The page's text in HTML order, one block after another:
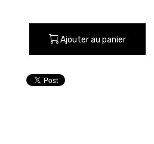
Ajouter au panier